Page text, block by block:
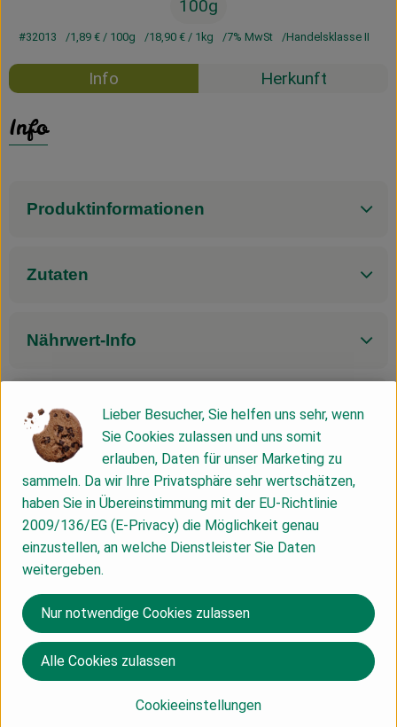
100g
#32013 1,89 € / 100g 18,90 € / 1kg 7% MwSt Handelsklasse II
Info Herkunft
Info
Produktinformationen
Zutaten
Nährwert-Info
Produktdatenblatt
Herkunft
Hersteller: Ökovital
Georg Rösner Vertriebs GmbH
Lieber Besucher, Sie helfen uns sehr, wenn
Sie Cookies zulassen und uns somit
erlauben, Daten für unser Marketing zu
sammeln. Da wir Ihre Privatsphäre sehr wertschätzen,
haben Sie in Übereinstimmung mit der EU-Richtlinie
2009/136/EG (E-Privacy) die Möglichkeit genau
einzustellen, an welche Dienstleister Sie Daten
weitergeben.
Cookieeinstellungen
Nur notwendige Cookies zulassen
Alle Cookies zulassen